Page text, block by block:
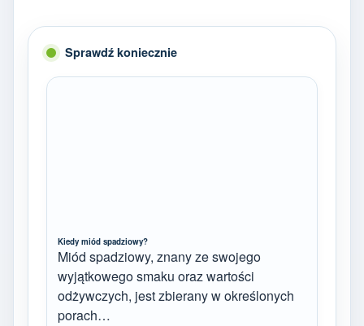
Sprawdź koniecznie
Kiedy miód spadziowy?
Miód spadziowy, znany ze swojego
wyjątkowego smaku oraz wartości
odżywczych, jest zbierany w określonych
porach…